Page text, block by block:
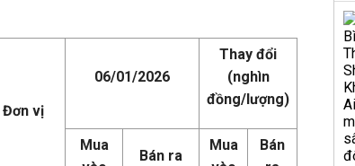
Đơn vị
06/01/2026
Thay đổi
(nghìn
đồng/lượng)
Mua
Bán ra
Mua
Bán